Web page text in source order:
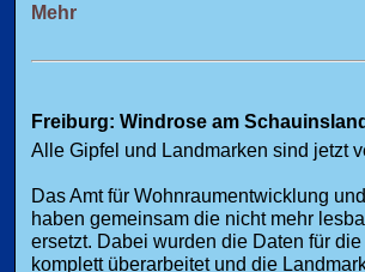
Mehr
Freiburg: Windrose am
Alle Gipfel und Landmarken sind jetzt
Das Amt für Wohnraumentwicklung
haben gemeinsam die nicht mehr
ersetzt. Dabei wurden die Daten für
komplett überarbeitet und die